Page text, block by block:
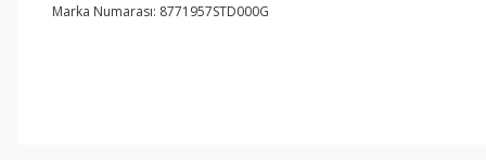
Marka Numarası: 8771957STD000G